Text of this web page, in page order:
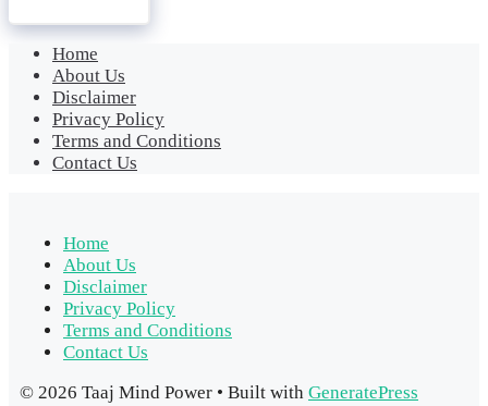
Home
About Us
Disclaimer
Privacy Policy
Terms and Conditions
Contact Us
Home
About Us
Disclaimer
Privacy Policy
Terms and Conditions
Contact Us
© 2026 Taaj Mind Power • Built with GeneratePress